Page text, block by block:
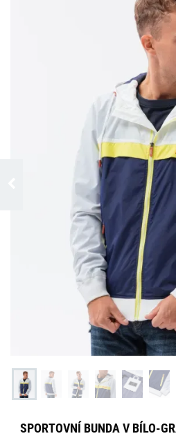
SPORTOVNÍ BUNDA V BÍLO-